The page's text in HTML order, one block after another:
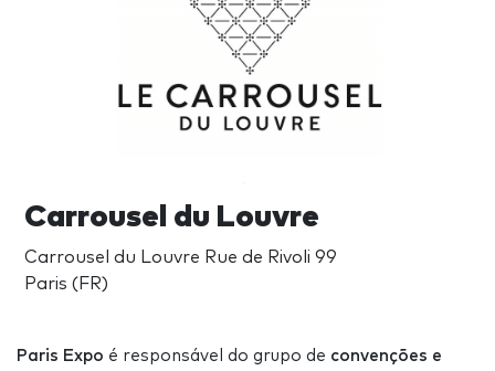
Carrousel du Louvre
Carrousel du Louvre Rue de Rivoli 99
Paris (FR)
Paris Expo é responsável do grupo de convenções e